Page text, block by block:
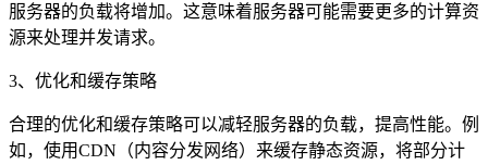
服务器的负载将增加。这意味着服务器可能需要更多的计算资
源来处理并发请求。
3、优化和缓存策略
合理的优化和缓存策略可以减轻服务器的负载，提高性能。例
如，使用CDN（内容分发网络）来缓存静态资源，将部分计